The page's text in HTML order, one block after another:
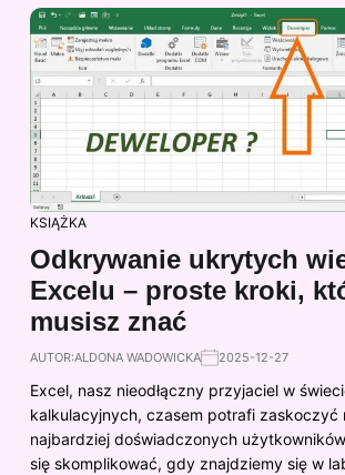
KSIĄŻKA
Odkrywanie ukrytych
Excelu – proste kroki,
musisz znać
AUTOR:ALDONA WADOWICKA 2025-12-27
Excel, nasz nieodłączny przyjaciel w
kalkulacyjnych, czasem potrafi zaskoczyć
najbardziej doświadczonych
się skomplikować, gdy znajdziemy się w